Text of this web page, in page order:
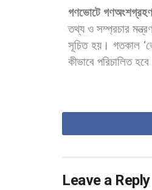
গণভোটে
তথ্য ও সম্প্রচার
সূচিত হয়। গতকাল‘
কীভাবে পরিচালিত হবে
Leave a Reply